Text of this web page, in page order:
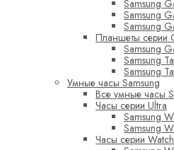
Samsung
Samsung
Samsung
Планшеты серии
Samsung
Samsung
Samsung
Умные часы Samsung
Все умные часы
Часы серии Ultra
Samsung
Samsung
Часы серии